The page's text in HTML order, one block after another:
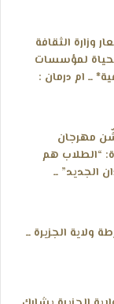
وزارة الثقافة
لمؤسسات
ــ ام درمان :
مهرجان
“الطلاب هم
الجديد” ــ
الجزيرة ــ